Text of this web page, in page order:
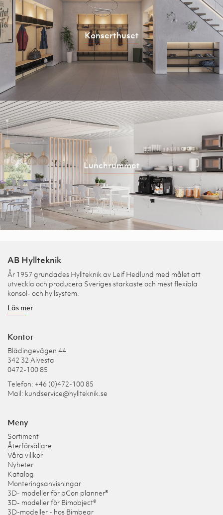
Konserthuset
Lunchrummet
AB Hyllteknik
År 1957 grundades Hyllteknik av Leif Hedlund med målet att
utveckla och producera Sveriges starkaste och mest flexibla
konsol- och hyllsystem.
Läs mer
Kontor
Blädingevägen 44
342 32 Alvesta
0472-100 85
Telefon: +46 (0)472-100 85
Mail: kundservice@hyllteknik.se
Meny
Sortiment
Återförsäljare
Våra villkor
Nyheter
Katalog
Monteringsanvisningar
3D- modeller för pCon planner®
3D- modeller för Bimobject®
3D-modeller - hos Bimbear